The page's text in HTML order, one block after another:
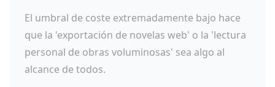
El umbral de coste extremadamente bajo hace
que la 'exportación de novelas web' o la 'lectura
personal de obras voluminosas' sea algo al
alcance de todos.